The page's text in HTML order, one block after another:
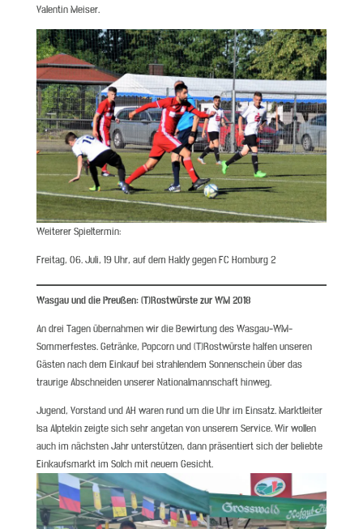
Valentin Meiser.
Weiterer Spieltermin:
Freitag, 06. Juli, 19 Uhr, auf dem Haldy gegen FC Homburg 2
Wasgau und die Preußen: (T)Rostwürste zur WM 2018
An drei Tagen übernahmen wir die Bewirtung des Wasgau-WM-
Sommerfestes. Getränke, Popcorn und (T)Rostwürste halfen unseren
Gästen nach dem Einkauf bei strahlendem Sonnenschein über das
traurige Abschneiden unserer Nationalmannschaft hinweg.
Jugend, Vorstand und AH waren rund um die Uhr im Einsatz. Marktleiter
Isa Alptekin zeigte sich sehr angetan von unserem Service. Wir wollen
auch im nächsten Jahr unterstützen, dann präsentiert sich der beliebte
Einkaufsmarkt im Solch mit neuem Gesicht.